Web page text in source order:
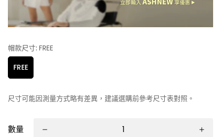
帽款尺寸: FREE
FREE
尺寸可能因測量方式略有差異，建議選購前參考尺寸表對照。
數量